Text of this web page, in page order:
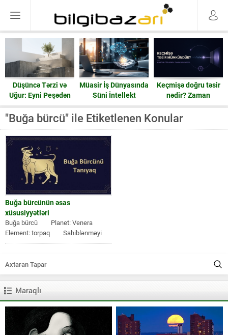
Düşüncə Tərzi və
Uğur: Eyni Peşədən
Fərqli Nəticələrə
Gedən Yol
Müasir İş Dünyasında
Süni İntellekt
Keçmişə doğru təsir
nədir? Zaman
həqiqətən geri işləyə
bilərmi?
"Buğa bürcü" ile Etiketlenen Konular
Buğa bürcünün əsas
xüsusiyyətləri
Buğa bürcü⠀ ⠀ Planet: Venera ⠀
Element: torpaq⠀ ⠀ Sahiblənməyi
önəmsəyən və sahib olduqlarınızı
Maraqlı